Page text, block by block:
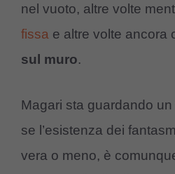
nel vuoto, altre volte
fissa e altre volte ancora
sul muro.
Magari sta guardando
se l’esistenza dei
vera o meno, è